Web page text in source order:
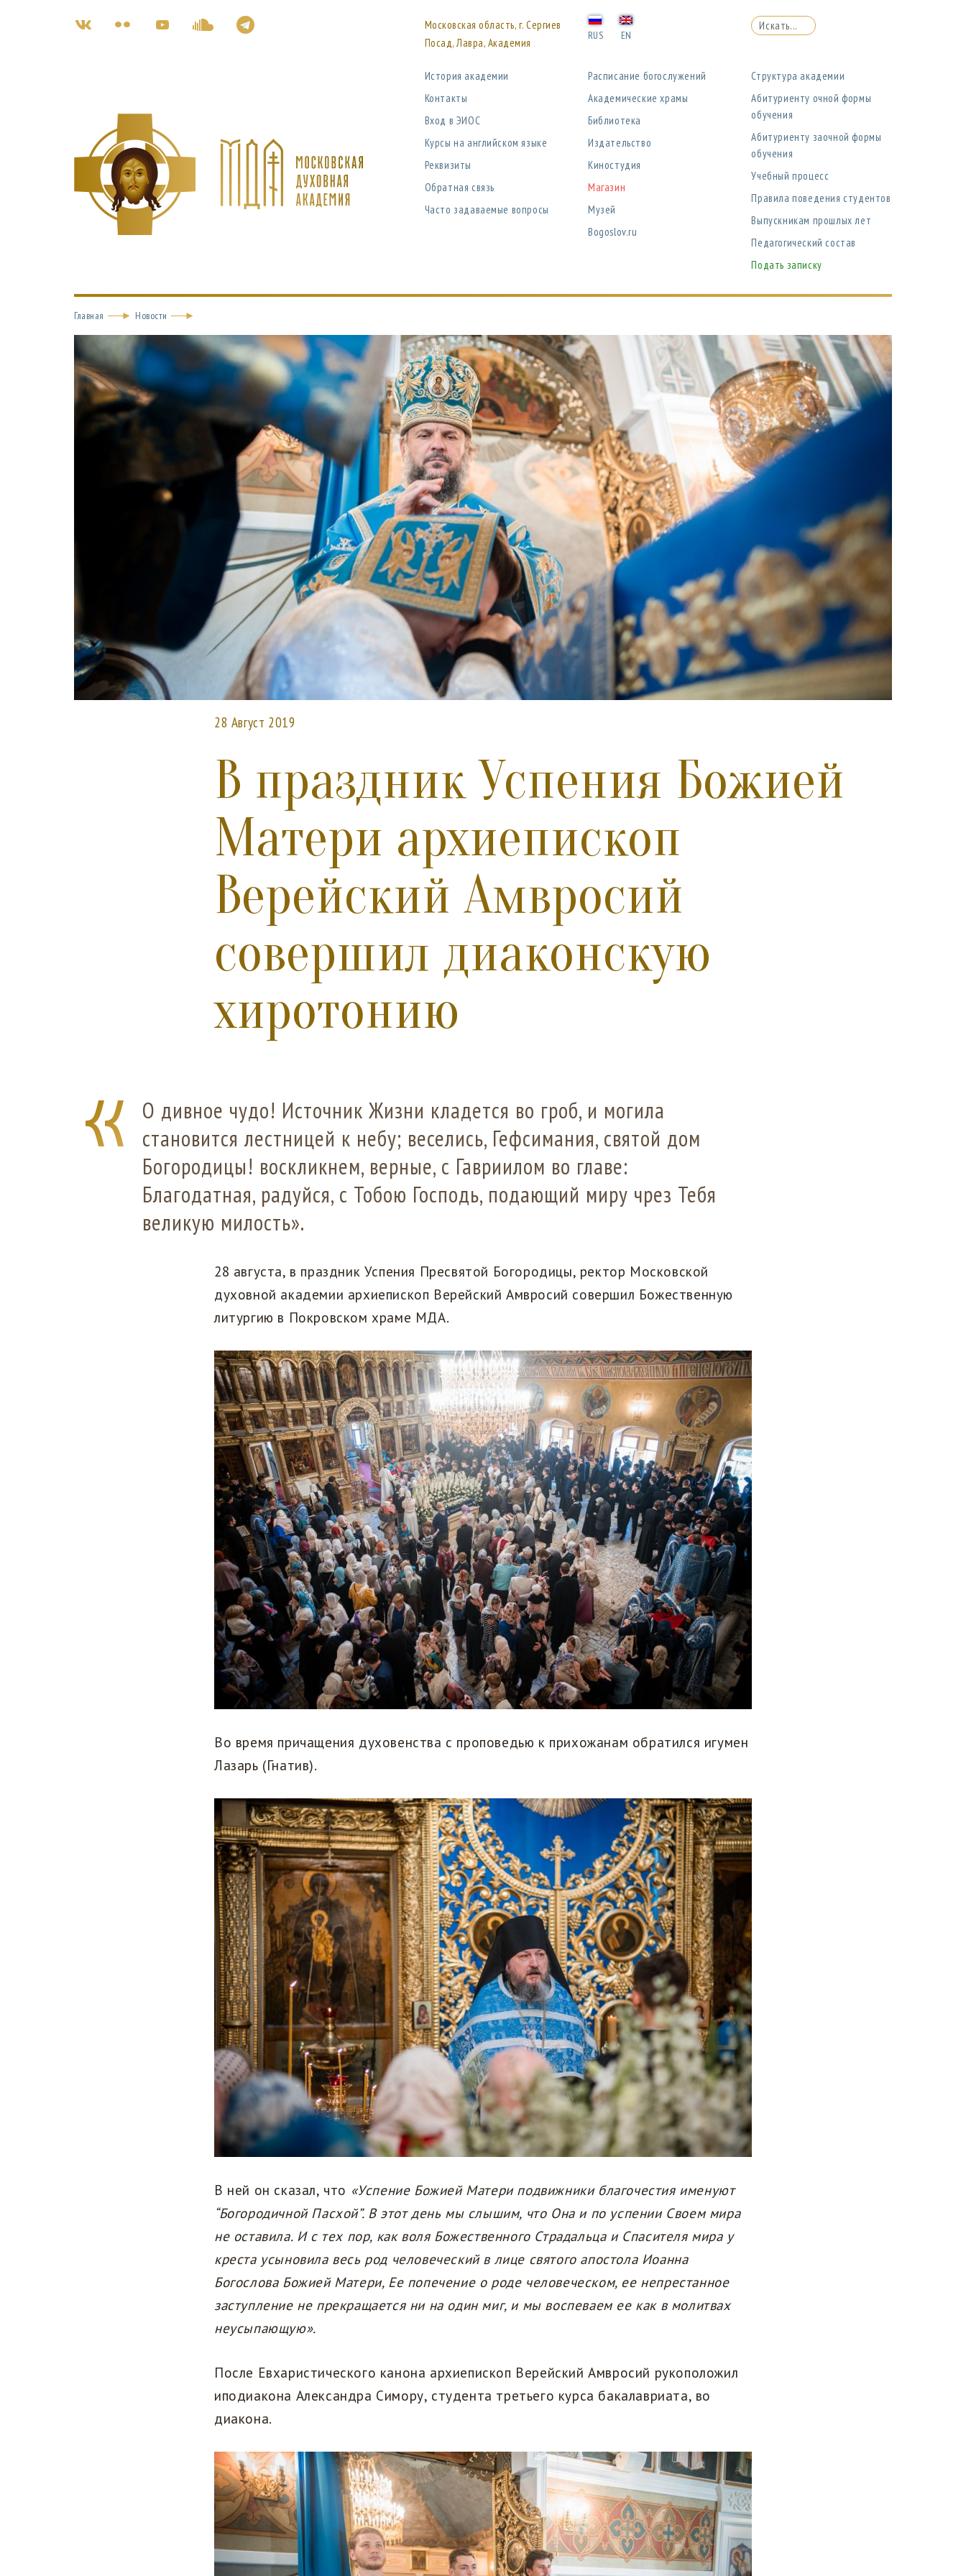
Московская область, г. Сергиев
Посад, Лавра, Академия
RUS EN
История академии
Контакты
Вход в ЭИОС
Курсы на английском языке
Реквизиты
Обратная связь
Часто задаваемые вопросы
Расписание богослужений
Академические храмы
Библиотека
Издательство
Киностудия
Магазин
Музей
Bogoslov.ru
Структура академии
Абитуриенту очной формы
обучения
Абитуриенту заочной формы
обучения
Учебный процесс
Правила поведения студентов
Выпускникам прошлых лет
Педагогический состав
Подать записку
Главная Новости
28 Август 2019
В праздник Успения Божией
Матери архиепископ
Верейский Амвросий
совершил диаконскую
хиротонию
О дивное чудо! Источник Жизни кладется во гроб, и могила
становится лестницей к небу; веселись, Гефсимания, святой дом
Богородицы! воскликнем, верные, с Гавриилом во главе:
Благодатная, радуйся, с Тобою Господь, подающий миру чрез Тебя
великую милость».
28 августа, в праздник Успения Пресвятой Богородицы, ректор Московской
духовной академии архиепископ Верейский Амвросий совершил Божественную
литургию в Покровском храме МДА.
Во время причащения духовенства с проповедью к прихожанам обратился игумен
Лазарь (Гнатив).
В ней он сказал, что «Успение Божией Матери подвижники благочестия именуют
“Богородичной Пасхой”. В этот день мы слышим, что Она и по успении Своем мира
не оставила. И с тех пор, как воля Божественного Страдальца и Спасителя мира у
креста усыновила весь род человеческий в лице святого апостола Иоанна
Богослова Божией Матери, Ее попечение о роде человеческом, ее непрестанное
заступление не прекращается ни на один миг, и мы воспеваем ее как в молитвах
неусыпающую».
После Евхаристического канона архиепископ Верейский Амвросий рукоположил
иподиакона Александра Симору, студента третьего курса бакалавриата, во
диакона.